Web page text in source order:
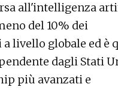
all'intelligenza
del 10% dei
livello globale ed è
dagli Stati
più avanzati e